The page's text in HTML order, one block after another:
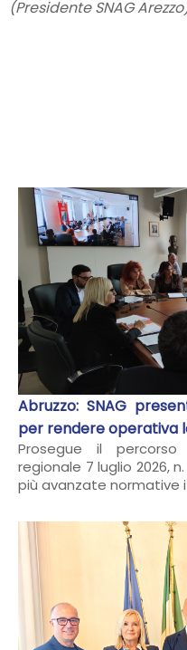
(Presidente SNAG
Abruzzo: SNAG
per rendere operativa
Prosegue il
regionale 7 luglio 2026,
più avanzate normative